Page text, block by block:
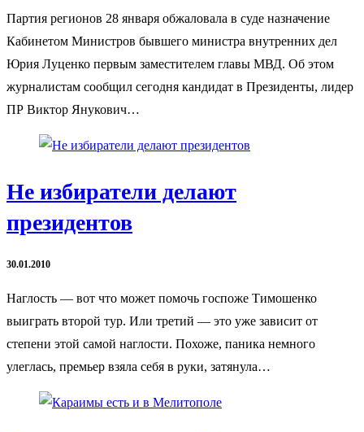
Партия регионов 28 января обжаловала в суде назначение
Кабинетом Министров бывшего министра внутренних дел
Юрия Луценко первым заместителем главы МВД. Об этом
журналистам сообщил сегодня кандидат в Президенты, лидер
ПР Виктор Янукович…
Не избиратели делают
президентов
30.01.2010
Наглость — вот что может помочь госпоже Тимошенко
выиграть второй тур. Или третий — это уже зависит от
степени этой самой наглости. Похоже, паника немного
улеглась, премьер взяла себя в руки, затянула…